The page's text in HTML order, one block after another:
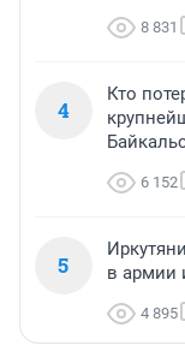
8 831
4
Кто
6 152
5
в армии
4 895